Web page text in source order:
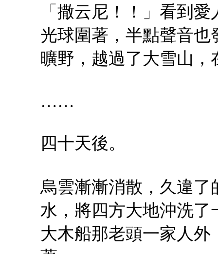
「撒云尼！！」看到
光球圍著，半點聲音
曠野，越過了大雪山
……
四十天後。
烏雲漸漸消散，久違
水，將四方大地沖洗
大木船那老頭一家人